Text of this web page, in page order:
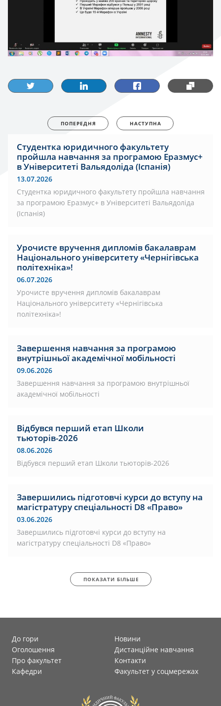
ПОПЕРЕДНЯ НАСТУПНА
Студентка юридичного факультету
пройшла навчання за програмою Еразмус+
в Університеті Вальядоліда (Іспанія)
13.07.2026
Студентка юридичного факультету пройшла навчання
за програмою Еразмус+ в Університеті Вальядоліда
(Іспанія)
Урочисте вручення дипломів бакалаврам
Національного університету «Чернігівська
політехніка»!
06.07.2026
Урочисте вручення дипломів бакалаврам
Національного університету «Чернігівська
політехніка»!
Завершення навчання за програмою
внутрішньої академічної мобільності
09.06.2026
Завершення навчання за програмою внутрішньої
академічної мобільності
Відбувся перший етап Школи
тьюторів-2026
08.06.2026
Відбувся перший етап Школи тьюторів-2026
Завершились підготовчі курси до вступу на
магістратуру спеціальності D8 «Право»
03.06.2026
Завершились підготовчі курси до вступу на
магістратуру спеціальності D8 «Право»
ПОКАЗАТИ БІЛЬШЕ
До гори
Новини
Оголошення
Дистанційне навчання
Про факультет
Контакти
Кафедри
Факультет у соцмережах